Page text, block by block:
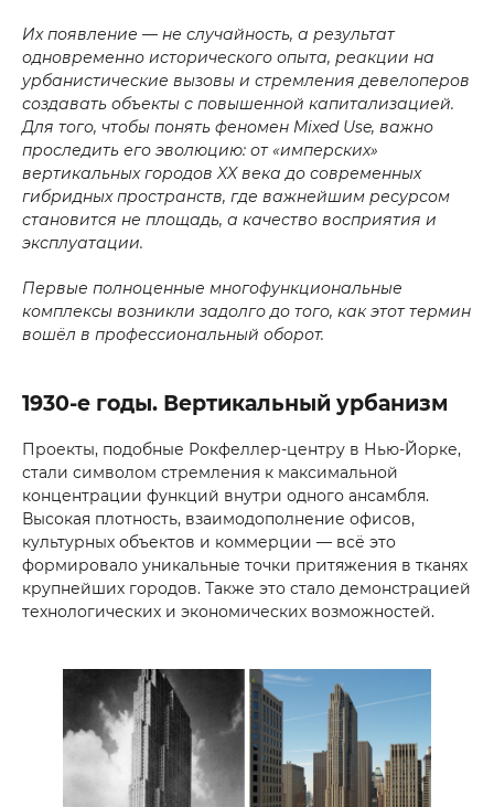
Их появление — не случайность, а результат
одновременно исторического опыта, реакции на
урбанистические вызовы и стремления девелоперов
создавать объекты с повышенной капитализацией.
Для того, чтобы понять феномен Mixed Use, важно
проследить его эволюцию: от «имперских»
вертикальных городов XX века до современных
гибридных пространств, где важнейшим ресурсом
становится не площадь, а качество восприятия и
эксплуатации.
Первые полноценные многофункциональные
комплексы возникли задолго до того, как этот термин
вошёл в профессиональный оборот.
1930-е годы. Вертикальный урбанизм
Проекты, подобные Рокфеллер-центру в Нью-Йорке,
стали символом стремления к максимальной
концентрации функций внутри одного ансамбля.
Высокая плотность, взаимодополнение офисов,
культурных объектов и коммерции — всё это
формировало уникальные точки притяжения в тканях
крупнейших городов. Также это стало демонстрацией
технологических и экономических возможностей.